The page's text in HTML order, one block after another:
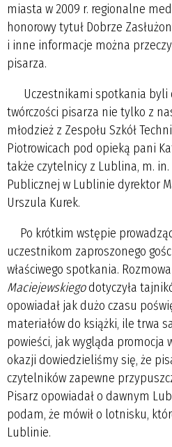
miasta w 2009 r. regionalne
honorowy tytuł Dobrze
i inne informacje można
pisarza.
Uczestnikami spotkania byli
twórczości pisarza nie tylko z
młodzież z Zespołu Szkół
Piotrowicach pod opieką pani
także czytelnicy z Lublina, m.
Publicznej w Lublinie dyrektor
Urszula Kurek.
Po krótkim wstępie
uczestnikom zaproszonego
właściwego spotkania.
Maciejewskiegodotyczyła
opowiadał jak dużo czasu
materiałów do książki, ile trwa
powieści, jak wygląda promocja
okazji dowiedzieliśmy się, że
czytelników zapewne
Pisarz opowiadał o dawnym
podam, że mówił o lotnisku,
Lublinie.